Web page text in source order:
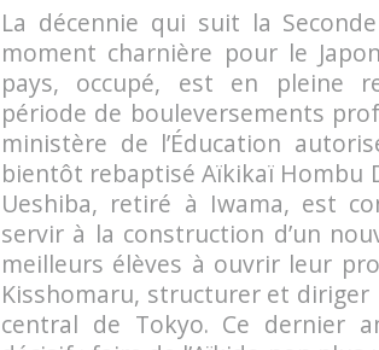
La décennie qui suit la
moment charnière pour le
pays, occupé, est en pleine
période de bouleversements
ministère de l’Éducation
bientôt rebaptisé Aïkikaï Hombu
Ueshiba, retiré à Iwama, est
servir à la construction d’un
meilleurs élèves à ouvrir leur
Kisshomaru, structurer et
central de Tokyo. Ce dernier